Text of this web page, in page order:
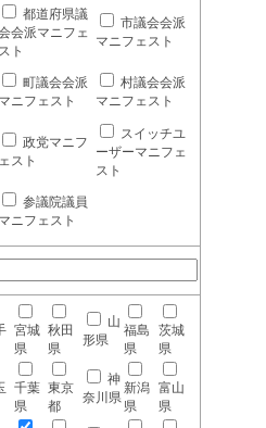
都道府県議
会派マニフェ
スト
市議会会派
マニフェスト
町議会会派
マニフェスト
村議会会派
マニフェスト
政党マニフ
ェスト
スイッチユ
ーザーマニフェ
スト
参議院議員
マニフェスト
宮城
県
秋田
県
山
形県
福島
県
茨城
県
千葉
県
東京
都
神
奈川県
新潟
県
富山
県